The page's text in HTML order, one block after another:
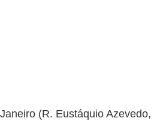
(R. Eustáquio Azevedo,